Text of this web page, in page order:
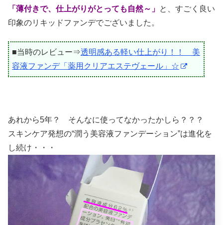
「薄付きで、仕上がりがとっても自然～」 と、すごく良い
印象のリキッドファンデでございました。
■当時のレビュー⇒透明感ある軽い仕上がり！！ 美
容液ファンデ「薬用クリアエステヴェール」☆
あれから5年？ そんなに使ってなかったかしら？？？
スキンケア発想の“潤う美容液ファンデーション”は進化を
し続け・・・